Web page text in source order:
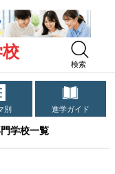
検索
別 進学ガイド
学校一覧